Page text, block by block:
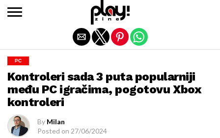
PC
Kontroleri sada 3 puta popularniji
među PC igračima, pogotovu Xbox
kontroleri
By Milan
Posted on 27/06/2024
Exit mobile version